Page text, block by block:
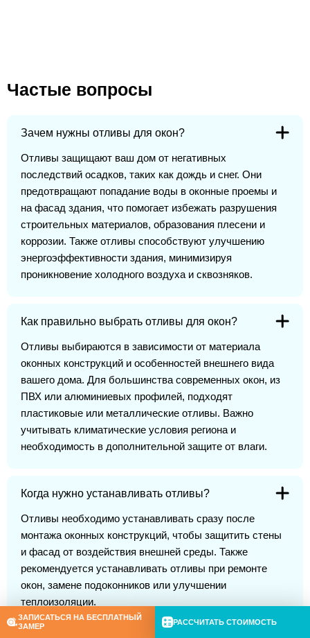
Частые вопросы
Зачем нужны отливы для окон?
Отливы защищают ваш дом от негативных
последствий осадков, таких как дождь и снег. Они
предотвращают попадание воды в оконные проемы и
на фасад здания, что помогает избежать разрушения
строительных материалов, образования плесени и
коррозии. Также отливы способствуют улучшению
энергоэффективности здания, минимизируя
проникновение холодного воздуха и сквозняков.
Как правильно выбрать отливы для окон?
Отливы выбираются в зависимости от материала
оконных конструкций и особенностей внешнего вида
вашего дома. Для большинства современных окон, из
ПВХ или алюминиевых профилей, подходят
пластиковые или металлические отливы. Важно
учитывать климатические условия региона и
необходимость в дополнительной защите от влаги.
Когда нужно устанавливать отливы?
Отливы необходимо устанавливать сразу после
монтажа оконных конструкций, чтобы защитить стены
и фасад от воздействия внешней среды. Также
рекомендуется устанавливать отливы при ремонте
окон, замене подоконников или улучшении
теплоизоляции.
ЗАПИСАТЬСЯ НА БЕСПЛАТНЫЙ
ЗАМЕР
РАССЧИТАТЬ СТОИМОСТЬ